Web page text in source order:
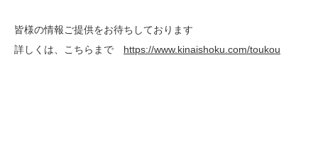
皆様の情報ご提供をお待ちしております
詳しくは、こちらまで https://www.kinaishoku.com/toukou